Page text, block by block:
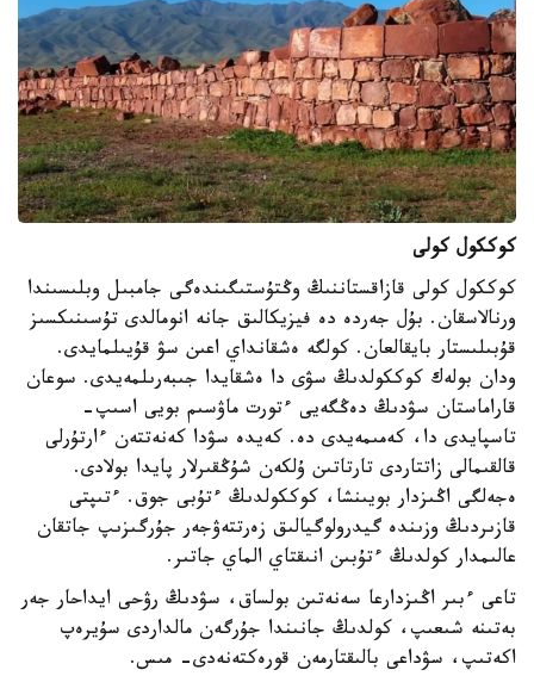
كوككول كولى
كوككول كولى قازاقستاننىڭ وڭتۇستىگىندەگى جامبىل وبلىسىندا
ورنالاسقان. بۇل جەردە دە فيزيكالىق جانە انومالدى تۇسىنىكسىز
قۇبىلىستار بايقالعان. كولگە ەشقانداي اعىن سۋ قۇيىلمايدى.
ودان بولەك كوككولدىڭ سۋى دا ەشقايدا جىبەرىلمەيدى. سوعان
قاراماستان سۋدىڭ دەڭگەيى ءتورت ماۋسىم بويى اسىپ-
تاسپايدى دا، كەمىمەيدى دە. كەيدە سۋدا كەنەتتەن ءارتۇرلى
قالقىمالى زاتتاردى تارتاتىن ۇلكەن شۇڭقىرلار پايدا بولادى.
ەجەلگى اڭىزدار بويىنشا، كوككولدىڭ ءتۇبى جوق. ءتىپتى
قازىردىڭ وزىندە گيدرولوگيالىق زەرتتەۋجەر جۇرگىزىپ جاتقان
عالىمدار كولدىڭ ءتۇبىن انىقتاي الماي جاتىر.
تاعى ءبىر اڭىزدارعا سەنەتىن بولساق، سۋدىڭ رۋحى ايداحار جەر
بەتىنە شىعىپ، كولدىڭ جانىندا جۇرگەن مالداردى سۇيرەپ
اكەتىپ، سۋداعى بالىقتارمەن قورەكتەنەدى- مىس.